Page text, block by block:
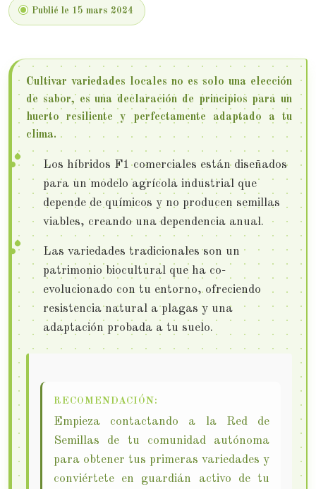
Publié le 15 mars 2024
Cultivar variedades locales no es solo una elección
de sabor, es una declaración de principios para un
huerto resiliente y perfectamente adaptado a tu
clima.
Los híbridos F1 comerciales están diseñados
para un modelo agrícola industrial que
depende de químicos y no producen semillas
viables, creando una dependencia anual.
Las variedades tradicionales son un
patrimonio biocultural que ha co-
evolucionado con tu entorno, ofreciendo
resistencia natural a plagas y una
adaptación probada a tu suelo.
RECOMENDACIÓN:
Empieza contactando a la Red de
Semillas de tu comunidad autónoma
para obtener tus primeras variedades y
conviértete en guardián activo de tu